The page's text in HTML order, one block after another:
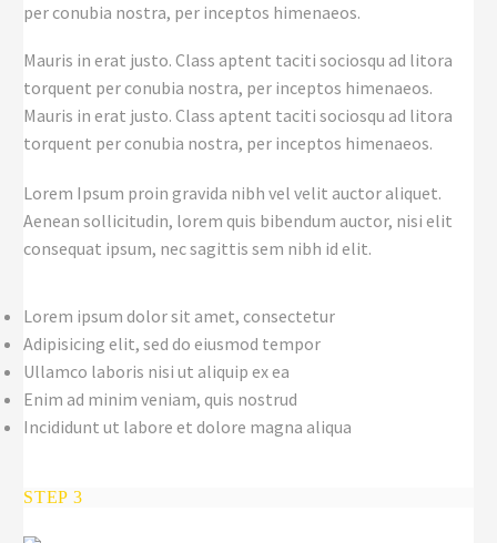
per conubia nostra, per inceptos himenaeos.
Mauris in erat justo. Class aptent taciti sociosqu ad litora
torquent per conubia nostra, per inceptos himenaeos.
Mauris in erat justo. Class aptent taciti sociosqu ad litora
torquent per conubia nostra, per inceptos himenaeos.
Lorem Ipsum proin gravida nibh vel velit auctor aliquet.
Aenean sollicitudin, lorem quis bibendum auctor, nisi elit
consequat ipsum, nec sagittis sem nibh id elit.
Lorem ipsum dolor sit amet, consectetur
Adipisicing elit, sed do eiusmod tempor
Ullamco laboris nisi ut aliquip ex ea
Enim ad minim veniam, quis nostrud
Incididunt ut labore et dolore magna aliqua
STEP 3